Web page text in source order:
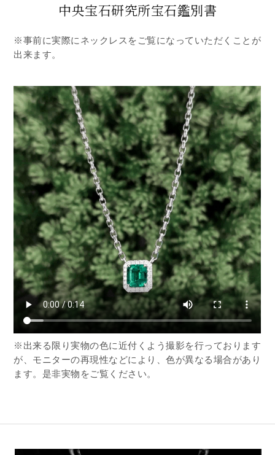
中央宝石研究所宝石鑑別書
※事前に実際にネックレスをご覧になっていただくことが
出来ます。
※出来る限り実物の色に近付くよう撮影を行っております
が、モニターの再現性などにより、色が異なる場合があり
ます。是非実物をご覧ください。